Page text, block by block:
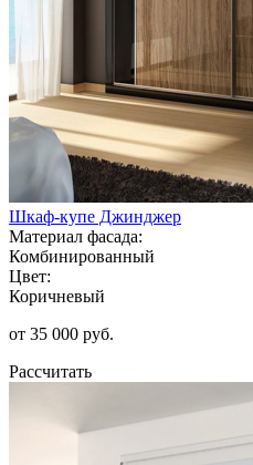
Шкаф-купе Джинджер
Материал фасада:
Комбинированный
Цвет:
Коричневый
от 35 000 руб.
Рассчитать